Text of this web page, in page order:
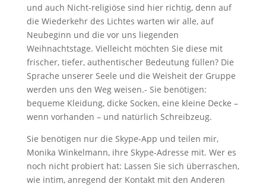
und auch Nicht-religiöse sind hier richtig, denn auf
die Wiederkehr des Lichtes warten wir alle, auf
Neubeginn und die vor uns liegenden
Weihnachtstage. Vielleicht möchten Sie diese mit
frischer, tiefer, authentischer Bedeutung füllen? Die
Sprache unserer Seele und die Weisheit der Gruppe
werden uns den Weg weisen.- Sie benötigen:
bequeme Kleidung, dicke Socken, eine kleine Decke –
wenn vorhanden – und natürlich Schreibzeug.
Sie benötigen nur die Skype-App und teilen mir,
Monika Winkelmann, ihre Skype-Adresse mit. Wer es
noch nicht probiert hat: Lassen Sie sich überraschen,
wie intim, anregend der Kontakt mit den Anderen